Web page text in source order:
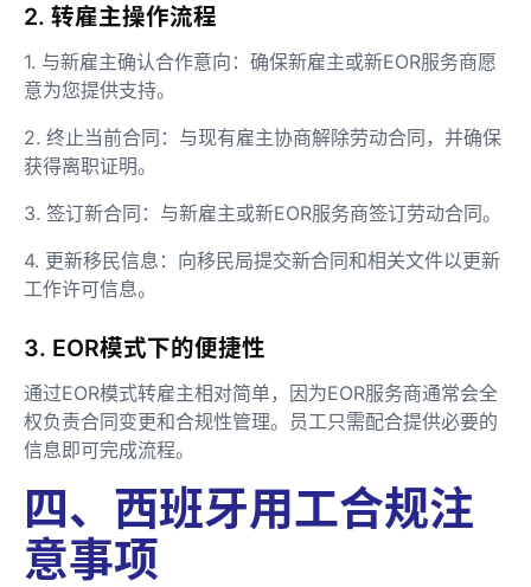
2. 转雇主操作流程
1. 与新雇主确认合作意向：确保新雇主或新EOR服务商愿
意为您提供支持。
2. 终止当前合同：与现有雇主协商解除劳动合同，并确保
获得离职证明。
3. 签订新合同：与新雇主或新EOR服务商签订劳动合同。
4. 更新移民信息：向移民局提交新合同和相关文件以更新
工作许可信息。
3. EOR模式下的便捷性
通过EOR模式转雇主相对简单，因为EOR服务商通常会全
权负责合同变更和合规性管理。员工只需配合提供必要的
信息即可完成流程。
四、西班牙用工合规注
意事项